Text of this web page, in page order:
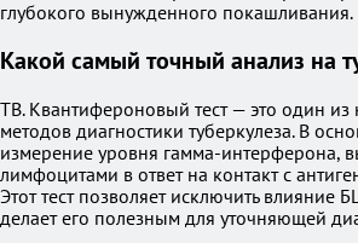
глубокого вынужденного покашливания.
Какой самый точный анализ на
TB. Квантифероновый тест — это один
методов диагностики туберкулеза. В
измерение уровня гамма-интерферона,
лимфоцитами в ответ на контакт с
Этот тест позволяет исключить влияние
делает его полезным для уточняющей